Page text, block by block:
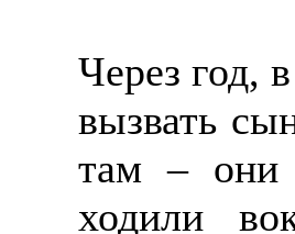
Через год,
вызвать
там – они
ходили